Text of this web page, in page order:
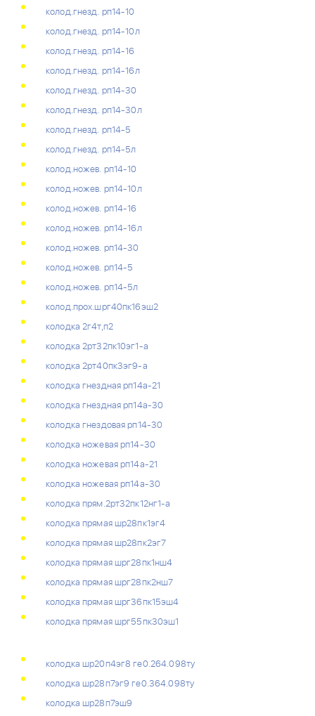
колод.гнезд. рп14-10
колод.гнезд. рп14-10л
колод.гнезд. рп14-16
колод.гнезд. рп14-16л
колод.гнезд. рп14-30
колод.гнезд. рп14-30л
колод.гнезд. рп14-5
колод.гнезд. рп14-5л
колод.ножев. рп14-10
колод.ножев. рп14-10л
колод.ножев. рп14-16
колод.ножев. рп14-16л
колод.ножев. рп14-30
колод.ножев. рп14-5
колод.ножев. рп14-5л
колод.прох.шрг40пк16эш2
колодка 2г4т,п2
колодка 2рт32пк10эг1-а
колодка 2рт40пк3эг9-а
колодка гнездная рп14а-21
колодка гнездная рп14а-30
колодка гнездовая рп14-30
колодка ножевая рп14-30
колодка ножевая рп14а-21
колодка ножевая рп14а-30
колодка прям.2рт32пк12нг1-а
колодка прямая шр28пк1эг4
колодка прямая шр28пк2эг7
колодка прямая шрг28пк1нш4
колодка прямая шрг28пк2нш7
колодка прямая шрг36пк15эш4
колодка прямая шрг55пк30эш1
колодка шр20п4эг8 ге0.264.098ту
колодка шр28п7эг9 ге0.364.098ту
колодка шр28п7эш9